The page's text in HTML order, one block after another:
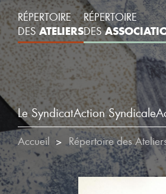
RÉPERTOIRE
DESATELIERS
RÉPERTOIRE
DES
Le SyndicatAction Syndicale
Accueil Répertoire des